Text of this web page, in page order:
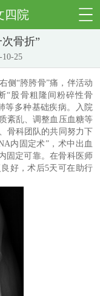
四院
骨折”
10-25
侧“胯胯骨”痛，伴活动
“股骨粗隆间粉碎性骨
等多种基础疾病。入院
紊乱、调整血压血糖等
骨科团队的共同努力下
内固定术”，术中出血
固定可靠。在骨科医师
好，术后5天可在助行